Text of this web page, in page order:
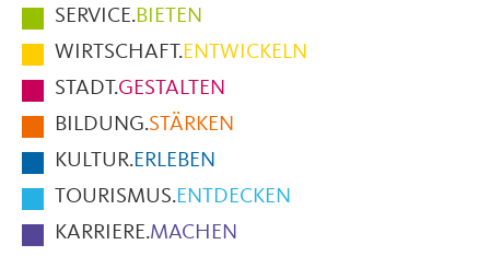
Hauptmenüpunkte
im
Fußbereich
der
Seite
SERVICE.BIETEN
WIRTSCHAFT.ENTWICKELN
STADT.GESTALTEN
BILDUNG.STÄRKEN
KULTUR.ERLEBEN
TOURISMUS.ENTDECKEN
KARRIERE.MACHEN